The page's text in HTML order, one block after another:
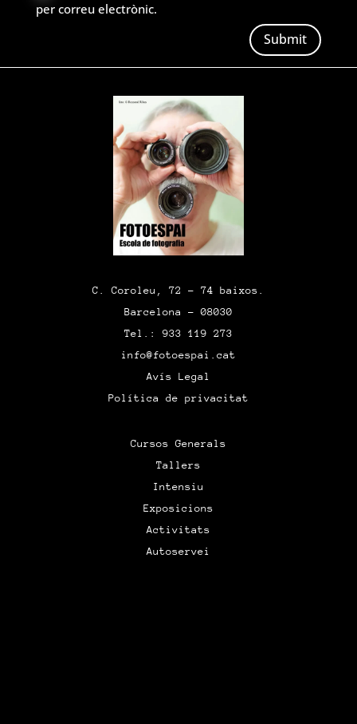
per correu electrònic.
Submit
C. Coroleu, 72 – 74 baixos.
Barcelona – 08030
Tel.: 933 119 273
info@fotoespai.cat
Avís Legal
Política de privacitat
Cursos Generals
Tallers
Intensiu
Exposicions
Activitats
Autoservei